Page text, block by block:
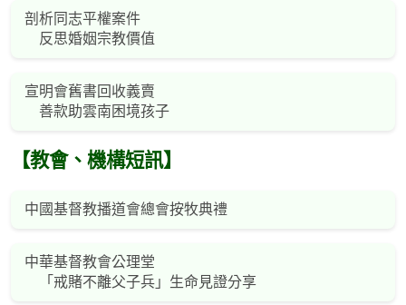
剖析同志平權案件
反思婚姻宗教價值
宣明會舊書回收義賣
善款助雲南困境孩子
【教會、機構短訊】
中國基督教播道會總會按牧典禮
中華基督教會公理堂
「戒賭不離父子兵」生命見證分享